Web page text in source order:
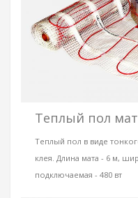
Теплый пол
Теплый пол в виде
клея. Длина мата - 6 м,
подключаемая - 480 вт